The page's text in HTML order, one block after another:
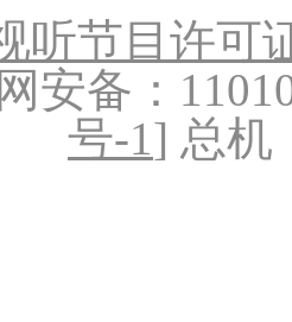
听节目许可
安备：
号-1] 总机